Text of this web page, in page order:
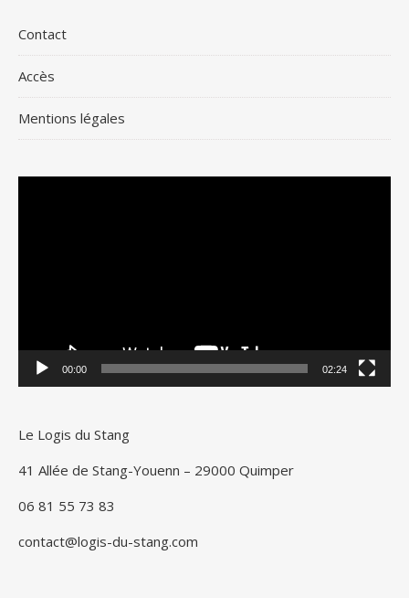
Contact
Accès
Mentions légales
00:00 02:24
Le Logis du Stang
41 Allée de Stang-Youenn – 29000 Quimper
06 81 55 73 83
contact@logis-du-stang.com